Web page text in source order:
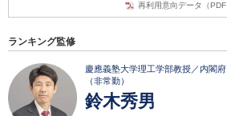
再利用意向データ（PDF
ランキング監修
慶應義塾大学理工学部教授／内閣
（非常勤）
鈴木秀男